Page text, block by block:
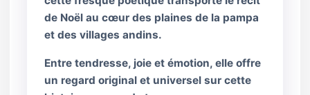
de Noël au cœur des plaines de la pampa
et des villages andins.
Entre tendresse, joie et émotion, elle offre
un regard original et universel sur cette